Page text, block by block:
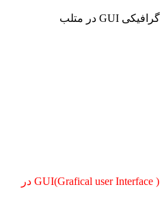
GUI(Grafical user Interface ) در